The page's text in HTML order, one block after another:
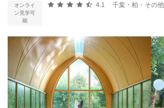
オンライ
ン見学可
能
口コミ評価
4.1 千葉・柏・その他